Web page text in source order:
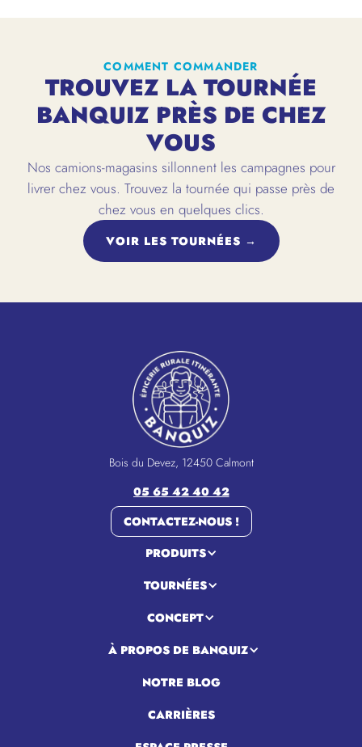
COMMENT COMMANDER
TROUVEZ LA TOURNÉE
BANQUIZ PRÈS DE CHEZ
VOUS
Nos camions-magasins sillonnent les campagnes pour
livrer chez vous. Trouvez la tournée qui passe près de
chez vous en quelques clics.
VOIR LES TOURNÉES →
Bois du Devez, 12450 Calmont
05 65 42 40 42
CONTACTEZ-NOUS !
PRODUITS
TOURNÉES
CONCEPT
À PROPOS DE BANQUIZ
NOTRE BLOG
CARRIÈRES